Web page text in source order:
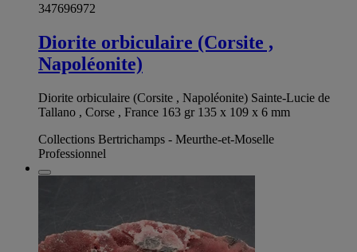
347696972
Diorite orbiculaire (Corsite ,
Napoléonite)
Diorite orbiculaire (Corsite , Napoléonite) Sainte-Lucie de
Tallano , Corse , France 163 gr 135 x 109 x 6 mm
Collections Bertrichamps - Meurthe-et-Moselle
Professionnel